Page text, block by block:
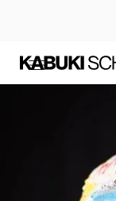
MAKEUP